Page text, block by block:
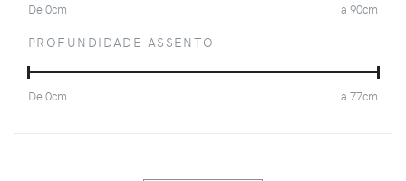
De0cm a 90cm
PROFUNDIDADE ASSENTO
De0cm a 77cm